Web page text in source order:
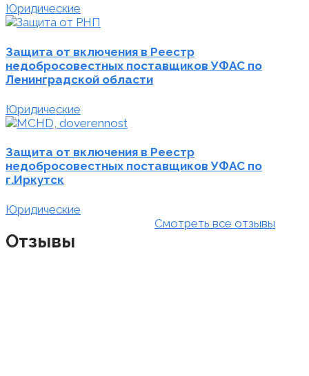
Юридические
Защита от включения в Реестр
недобросовестных поставщиков УФАС по
Ленинградской области
Юридические
Защита от включения в Реестр
недобросовестных поставщиков УФАС по
г.Иркутск
Юридические
Отзывы
Смотреть все отзывы